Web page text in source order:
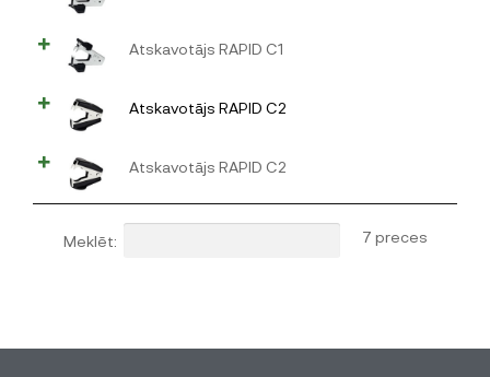
Atskavotājs RAPID C1
Atskavotājs RAPID C2
Atskavotājs RAPID C2
Meklēt: 7 preces